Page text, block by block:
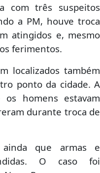
com três suspeitos
a PM, houve troca
atingidos e, mesmo
ferimentos.
localizados também
ponto da cidade. A
homens estavam
durante troca de
que armas e
O caso foi